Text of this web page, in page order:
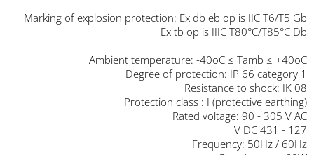
Marking of explosion protection: Ex db eb op is IIC T6/T5 Gb
Ex tb op is IIIC T80°C/T85°C Db
Ambient temperature: -40oC ≤ Tamb ≤ +40oC
Degree of protection: IP 66 category 1
Resistance to shock: IK 08
Protection class : I (protective earthing)
Rated voltage: 90 - 305 V AC
127 - 431 V DC
Frequency: 50Hz / 60Hz